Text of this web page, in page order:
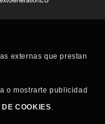
externas que prestan
o mostrarte publicidad
COOKIES.